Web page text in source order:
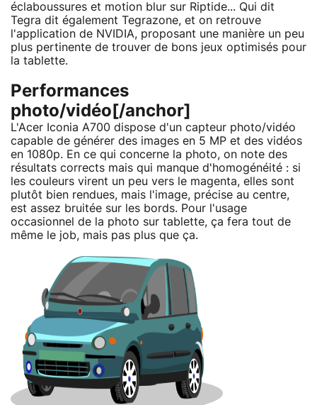
éclaboussures et motion blur sur Riptide... Qui dit
Tegra dit également Tegrazone, et on retrouve
l'application de NVIDIA, proposant une manière un peu
plus pertinente de trouver de bons jeux optimisés pour
la tablette.
Performances
photo/vidéo[/anchor]
L'Acer Iconia A700 dispose d'un capteur photo/vidéo
capable de générer des images en 5 MP et des vidéos
en 1080p. En ce qui concerne la photo, on note des
résultats corrects mais qui manque d'homogénéité : si
les couleurs virent un peu vers le magenta, elles sont
plutôt bien rendues, mais l'image, précise au centre,
est assez bruitée sur les bords. Pour l'usage
occasionnel de la photo sur tablette, ça fera tout de
même le job, mais pas plus que ça.